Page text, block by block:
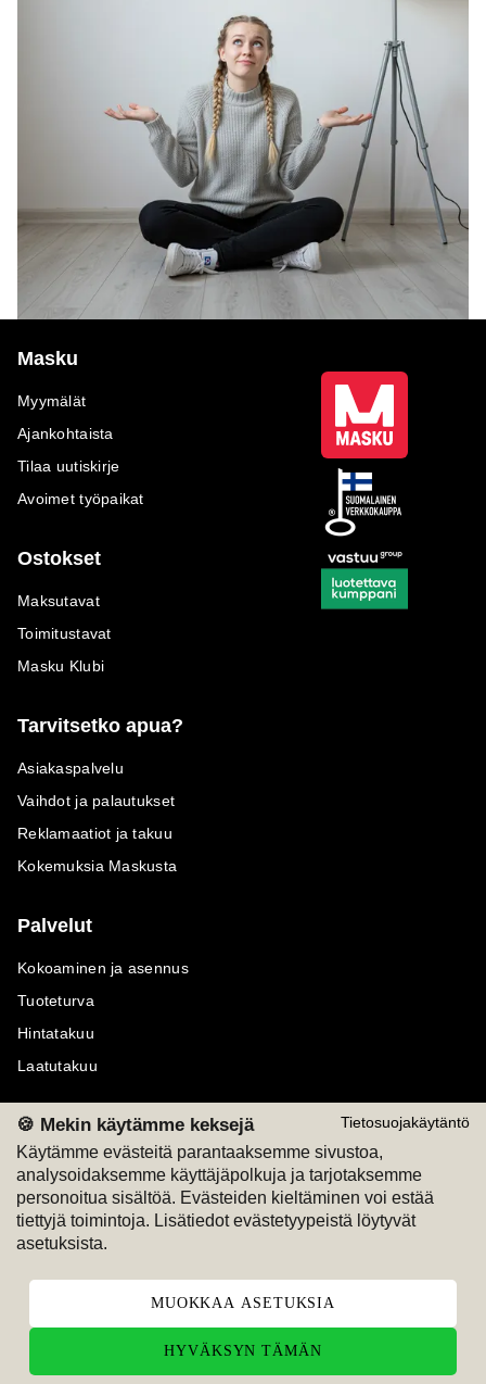
Tietosuojakäytäntö
🍪 Mekin käytämme keksejä
Käytämme evästeitä parantaaksemme sivustoa,
analysoidaksemme käyttäjäpolkuja ja tarjotaksemme
personoitua sisältöä. Evästeiden kieltäminen voi estää
tiettyjä toimintoja. Lisätiedot evästetyypeistä löytyvät
asetuksista.
MUOKKAA ASETUKSIA
HYVÄKSYN TÄMÄN
Masku
Myymälät
Ajankohtaista
Tilaa uutiskirje
Avoimet työpaikat
Ostokset
Maksutavat
Toimitustavat
Masku Klubi
Tarvitsetko apua?
Asiakaspalvelu
Vaihdot ja palautukset
Reklamaatiot ja takuu
Kokemuksia Maskusta
Palvelut
Kokoaminen ja asennus
Tuoteturva
Hintatakuu
Laatutakuu
Maksutavat
M
Seuraa meitä